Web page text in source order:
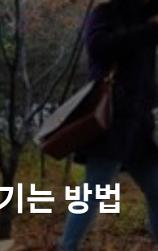
는 방법